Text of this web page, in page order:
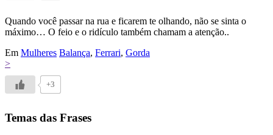
Quando você passar na rua e ficarem te olhando, não se sinta o
máximo… O feio e o ridículo também chamam a atenção..
Em Mulheres Balança, Ferrari, Gorda
>
+3
Temas das Frases